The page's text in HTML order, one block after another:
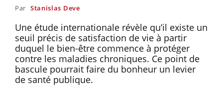
Par Stanislas Deve
Une étude internationale révèle qu’il existe un
seuil précis de satisfaction de vie à partir
duquel le bien-être commence à protéger
contre les maladies chroniques. Ce point de
bascule pourrait faire du bonheur un levier
de santé publique.